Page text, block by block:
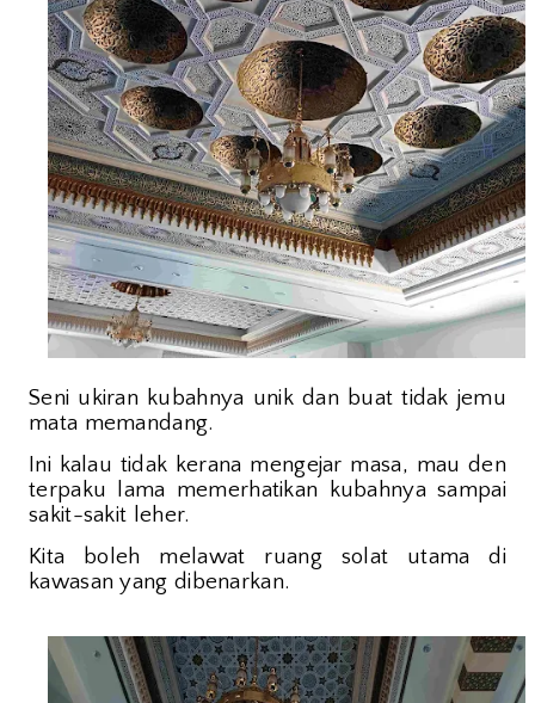
Seni ukiran kubahnya unik dan buat tidak jemu
mata memandang.
Ini kalau tidak kerana mengejar masa, mau den
terpaku lama memerhatikan kubahnya sampai
sakit-sakit leher.
Kita boleh melawat ruang solat utama di
kawasan yang dibenarkan.